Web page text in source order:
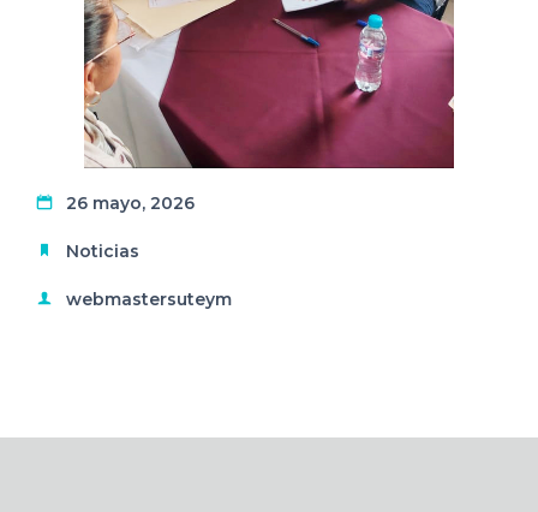
26 mayo, 2026
Noticias
webmastersuteym